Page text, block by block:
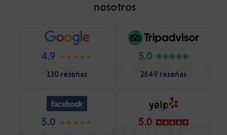
nosotros
4.9
130 reseñas
5.0
2649 reseñas
5.0 5.0